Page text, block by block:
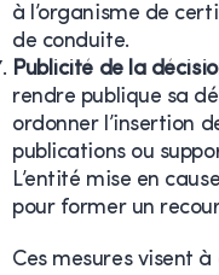
à l’organisme de
de conduite.
Publicité de la
rendre publique sa
ordonner l’insertion
publications ou
L’entité mise en
pour former un
Ces mesures visent